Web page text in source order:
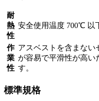
耐
熱
性
安全使用温度 700℃ 以
作
業
性
アスベストを含まない
が容易で平滑性が高い
す。
標準規格